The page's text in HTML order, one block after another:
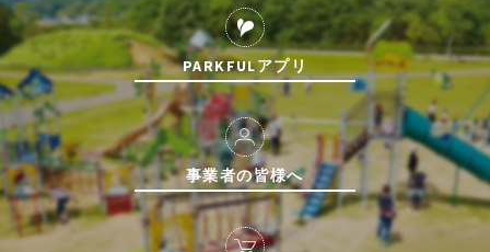
PARKFULアプリ
事業者の皆様へ